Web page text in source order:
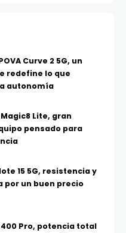
Curve 2 5G, un
redefine lo que
autonomía
Magic8 Lite, gran
pensado para
15 5G, resistencia y
por un buen precio
400 Pro, potencia total